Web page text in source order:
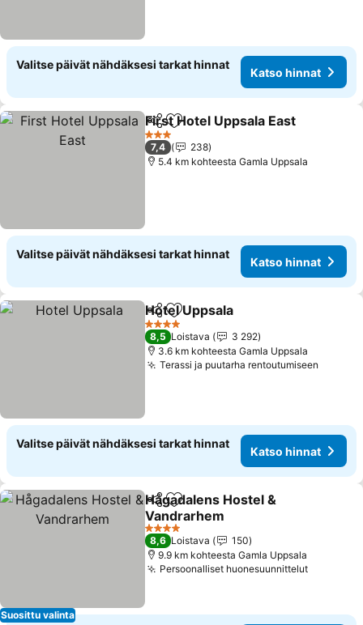
Valitse päivät nähdäksesi tarkat hinnat
Katso hinnat
Jaa Lisää suosikkeihin
First Hotel Uppsala East
3 Tähtiluokitus
7,4
238
5.4 km kohteesta Gamla Uppsala
Valitse päivät nähdäksesi tarkat hinnat
Katso hinnat
Jaa Lisää suosikkeihin
Hotel Uppsala
4 Tähtiluokitus
8,5 Loistava
3 292
3.6 km kohteesta Gamla Uppsala
Terassi ja puutarha rentoutumiseen
Valitse päivät nähdäksesi tarkat hinnat
Katso hinnat
Suosittu valinta
Jaa Lisää suosikkeihin
Hågadalens Hostel &
Vandrarhem
4 Tähtiluokitus
8,6 Loistava
150
9.9 km kohteesta Gamla Uppsala
Persoonalliset huonesuunnittelut